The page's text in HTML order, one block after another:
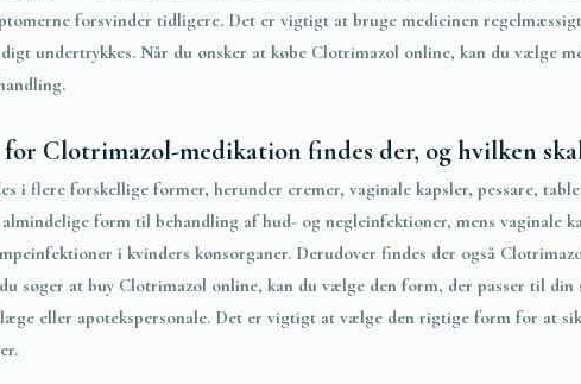
forsvinder tidligere. Det er vigtigt at bruge medicinen
undertrykkes. Når du ønsker at købe Clotrimazol online, kan du vælge
Clotrimazol-medikation findes der, og hvilken
i flere forskellige former, herunder cremer, vaginale kapsler, pessare,
form til behandling af hud- og negleinfektioner, mens vaginale
i kvinders kønsorganer. Derudover findes der også
søger at buy Clotrimazol online, kan du vælge den form, der passer til din
læge eller apotekspersonale. Det er vigtigt at vælge den rigtige form for at